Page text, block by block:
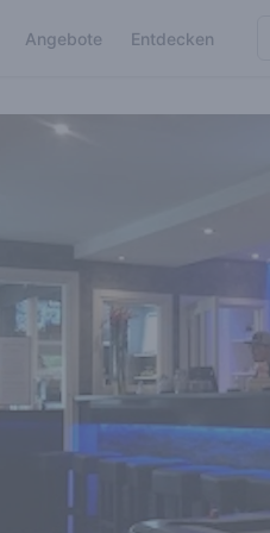
Angebote Entdecken